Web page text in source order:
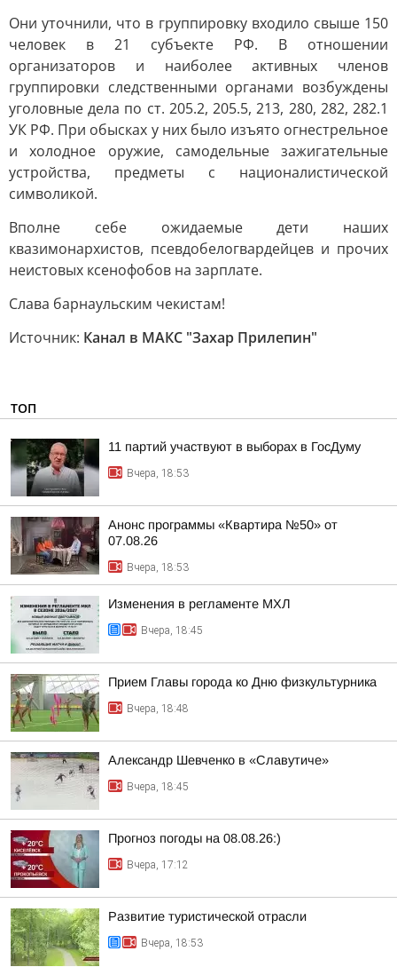
Они уточнили, что в группировку входило свыше 150
человек в 21 субъекте РФ. В отношении
организаторов и наиболее активных членов
группировки следственными органами возбуждены
уголовные дела по ст. 205.2, 205.5, 213, 280, 282, 282.1
УК РФ. При обысках у них было изъято огнестрельное
и холодное оружие, самодельные зажигательные
устройства, предметы с националистической
символикой.
Вполне себе ожидаемые дети наших
квазимонархистов, псевдобелогвардейцев и прочих
неистовых ксенофобов на зарплате.
Слава барнаульским чекистам!
Источник: Канал в МАКС "Захар Прилепин"
ТОП
11 партий участвуют в выборах в ГосДуму
Вчера, 18:53
Анонс программы «Квартира №50» от
07.08.26
Вчера, 18:53
Изменения в регламенте МХЛ
Вчера, 18:45
Прием Главы города ко Дню физкультурника
Вчера, 18:48
Александр Шевченко в «Славутиче»
Вчера, 18:45
Прогноз погоды на 08.08.26:)
Вчера, 17:12
Развитие туристической отрасли
Вчера, 18:53